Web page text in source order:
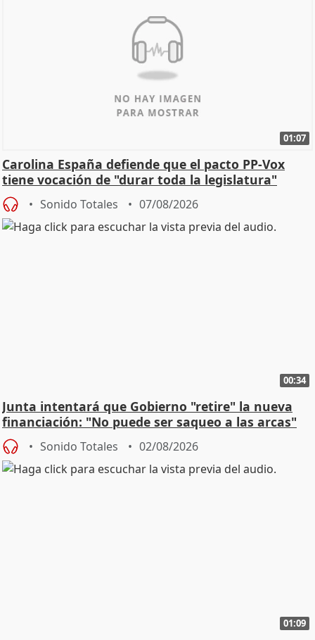
01:07
Carolina España defiende que el pacto PP-Vox
tiene vocación de "durar toda la legislatura"
Sonido Totales 07/08/2026
00:34
Junta intentará que Gobierno "retire" la nueva
financiación: "No puede ser saqueo a las arcas"
Sonido Totales 02/08/2026
01:09